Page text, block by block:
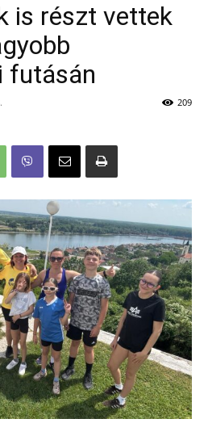
is részt vettek
futásán
209